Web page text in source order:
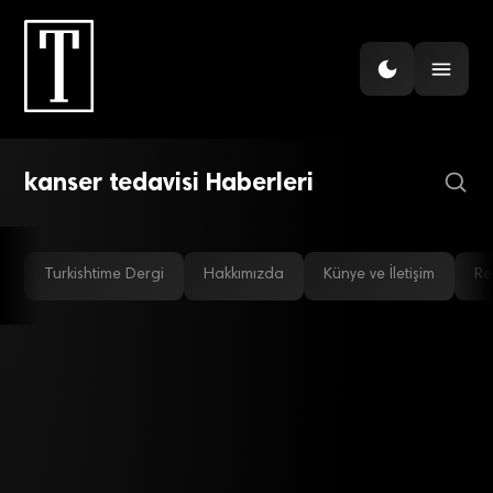
kanser tedavisi Haberleri
SAĞLIK
BioNTech, kanser aşısını
piyasaya sürmeye
Turkishtime Dergi Hakkımızda Künye ve İletişim